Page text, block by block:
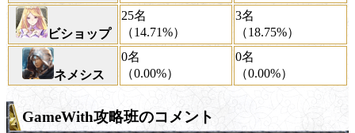
ビショップ
25名
（14.71%）
3名
（18.75%）
ネメシス
0名
（0.00%）
0名
（0.00%）
GameWith攻略班のコメント